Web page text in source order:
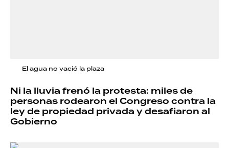
El agua no vació la plaza
Ni la lluvia frenó la protesta: miles de
personas rodearon el Congreso contra la
ley de propiedad privada y desafiaron al
Gobierno